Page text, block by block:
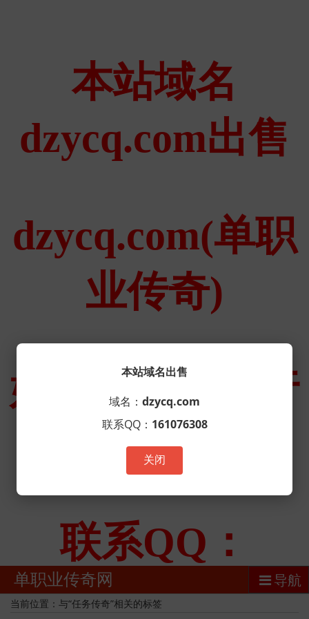
单职业传奇网 导航
当前位置：与“任务传奇”相关的标签
本站域名出售
域名： dzycq.com
联系QQ： 161076308
关闭